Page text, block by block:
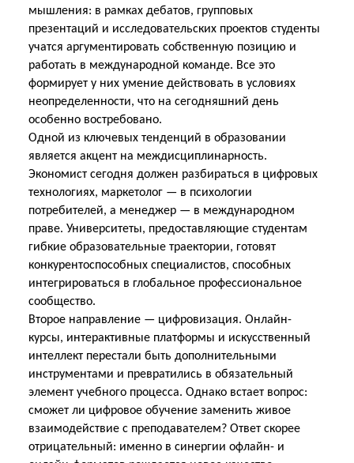
мышления: в рамках дебатов, групповых
презентаций и исследовательских проектов студенты
учатся аргументировать собственную позицию и
работать в международной команде. Все это
формирует у них умение действовать в условиях
неопределенности, что на сегодняшний день
особенно востребовано.
Одной из ключевых тенденций в образовании
является акцент на междисциплинарность.
Экономист сегодня должен разбираться в цифровых
технологиях, маркетолог — в психологии
потребителей, а менеджер — в международном
праве. Университеты, предоставляющие студентам
гибкие образовательные траектории, готовят
конкурентоспособных специалистов, способных
интегрироваться в глобальное профессиональное
сообщество.
Второе направление — цифровизация. Онлайн-
курсы, интерактивные платформы и искусственный
интеллект перестали быть дополнительными
инструментами и превратились в обязательный
элемент учебного процесса. Однако встает вопрос:
сможет ли цифровое обучение заменить живое
взаимодействие с преподавателем? Ответ скорее
отрицательный: именно в синергии офлайн- и